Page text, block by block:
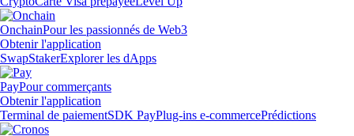
OnchainPour les passionnés de Web3
Obtenir l'application
SwapStakerExplorer les dApps
PayPour commerçants
Obtenir l'application
Terminal de paiementSDK PayPlug-ins e-commercePrédictions